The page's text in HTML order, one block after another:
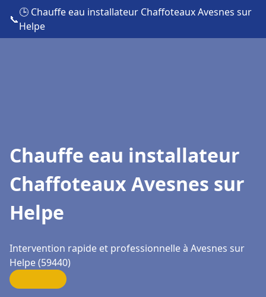
📞
🕒 Chauffe eau installateur Chaffoteaux Avesnes sur
Helpe
Chauffe eau installateur
Chaffoteaux Avesnes sur
Helpe
Intervention rapide et professionnelle à Avesnes sur
Helpe (59440)